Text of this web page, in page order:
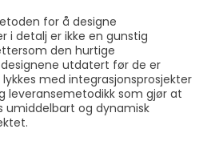
for å designe
i detalj er ikke en gunstig
den hurtige
utdatert før de er
med integrasjonsprosjekter
leveransemetodikk som gjør at
umiddelbart og dynamisk